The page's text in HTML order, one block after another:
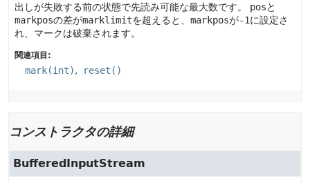
出しが失敗する前の状態で先読み可能な最大数です。
posと
markposの差がmarklimitを超えると、 markposが-1に設定さ
れ、マークは破棄されます。
関連項目:
mark(int) reset()
コンストラクタの詳細
BufferedInputStream